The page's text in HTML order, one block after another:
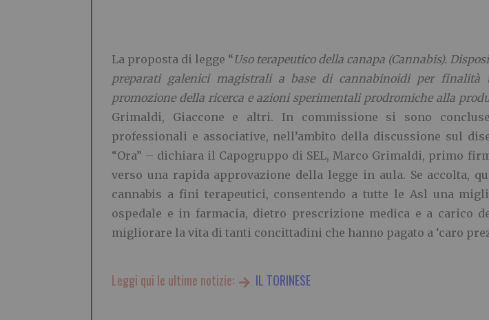
La proposta di legge “Uso terapeutico della canapa (Cannabis).
preparati galenici magistrali a base di cannabinoidi per finalità
promozione della ricerca e azioni sperimentali prodromiche alla
Grimaldi, Giaccone e altri. In commissione si sono
professionali e associative, nell’ambito della discussione sul
“Ora” – dichiara il Capogruppo di SEL, Marco Grimaldi, primo
verso una rapida approvazione della legge in aula. Se accolta,
cannabis a fini terapeutici, consentendo a tutte le Asl una
ospedale e in farmacia, dietro prescrizione medica e a carico
migliorare la vita di tanti concittadini che hanno pagato a ‘caro
Leggi qui le ultime notizie: IL TORINESE